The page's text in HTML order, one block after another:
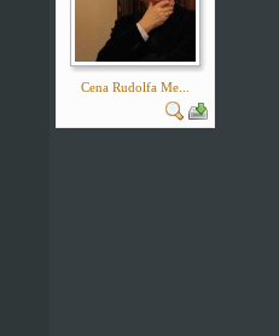
Cena Rudolfa Me...